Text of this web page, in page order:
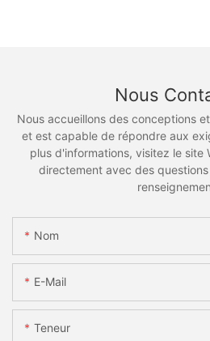
Nous
Nous accueillons des conceptions
et est capable de répondre aux
plus d'informations, visitez le site
directement avec des
Nom
E-Mail
Teneur